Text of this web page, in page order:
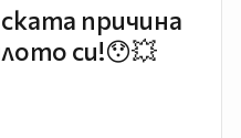
причина
си!😯💥